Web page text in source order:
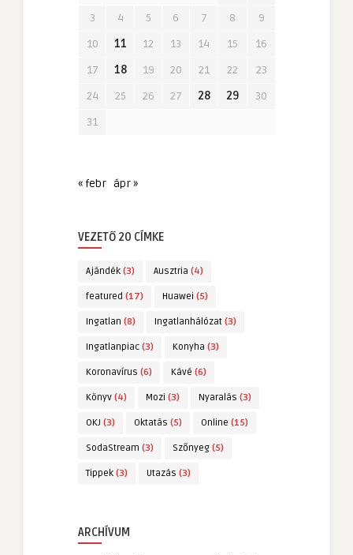
3
4 5 6 7 8
9
10
11 12 13 14 15
16
17
18 19 20 21 22
23
24
25 26 27 28 29
30
31
« febr ápr »
VEZETŐ 20 CÍMKE
Ajándék (3) Ausztria (4)
featured (17) Huawei (5)
Ingatlan (8) Ingatlanhálózat (3)
Ingatlanpiac (3) Konyha (3)
Koronavírus (6) Kávé (6)
Könyv (4) Mozi (3) Nyaralás (3)
OKJ (3) Oktatás (5) Online (15)
SodaStream (3) Szőnyeg (5)
Tippek (3) Utazás (3)
ARCHÍVUM